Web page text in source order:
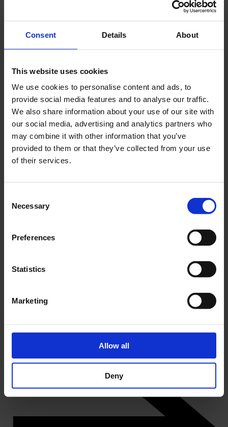
Consent Details About
This website uses cookies
We use cookies to personalise content and ads, to
provide social media features and to analyse our traffic.
We also share information about your use of our site with
our social media, advertising and analytics partners who
may combine it with other information that you’ve
provided to them or that they’ve collected from your use
of their services.
Selection
Necessary
Preferences
Statistics
Marketing
Allow all
Deny
DK